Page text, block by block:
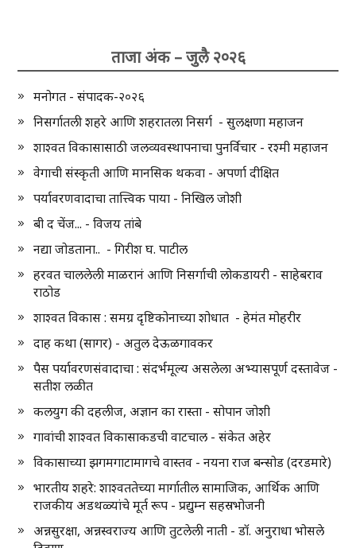
ताजा अंक – जुलै २०२६
मनोगत - संपादक-२०२६
निसर्गातली शहरे आणि शहरातला निसर्ग - सुलक्षणा महाजन
शाश्वत विकासासाठी जलव्यवस्थापनाचा पुनर्विचार - रश्मी महाजन
वेगाची संस्कृती आणि मानसिक थकवा - अपर्णा दीक्षित
पर्यावरणवादाचा तात्त्विक पाया - निखिल जोशी
बी द चेंज... - विजय तांबे
नद्या जोडताना.. - गिरीश घ. पाटील
हरवत चाललेली माळरानं आणि निसर्गाची लोकडायरी - साहेबराव
राठोड
शाश्वत विकास : समग्र दृष्टिकोनाच्या शोधात - हेमंत मोहरीर
दाह कथा (सागर) - अतुल देऊळगावकर
पैस पर्यावरणसंवादाचा : संदर्भमूल्य असलेला अभ्यासपूर्ण दस्तावेज -
सतीश लळीत
कलयुग की दहलीज, अज्ञान का रास्ता - सोपान जोशी
गावांची शाश्वत विकासाकडची वाटचाल - संकेत अहेर
विकासाच्या झगमगाटामागचे वास्तव - नयना राज बन्सोड (दरडमारे)
भारतीय शहरे: शाश्वततेच्या मार्गातील सामाजिक, आर्थिक आणि
राजकीय अडथळ्यांचे मूर्त रूप - प्रद्युम्न सहस्रभोजनी
अन्नसुरक्षा, अन्नस्वराज्य आणि तुटलेली नाती - डॉ. अनुराधा भोसले